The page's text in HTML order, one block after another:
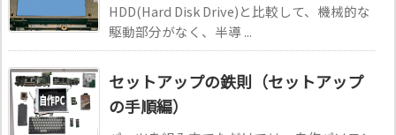
HDD(Hard Disk Drive)と比較して、機械的な
駆動部分がなく、半導 ...
セットアップの鉄則（セットアップ
の手順編）